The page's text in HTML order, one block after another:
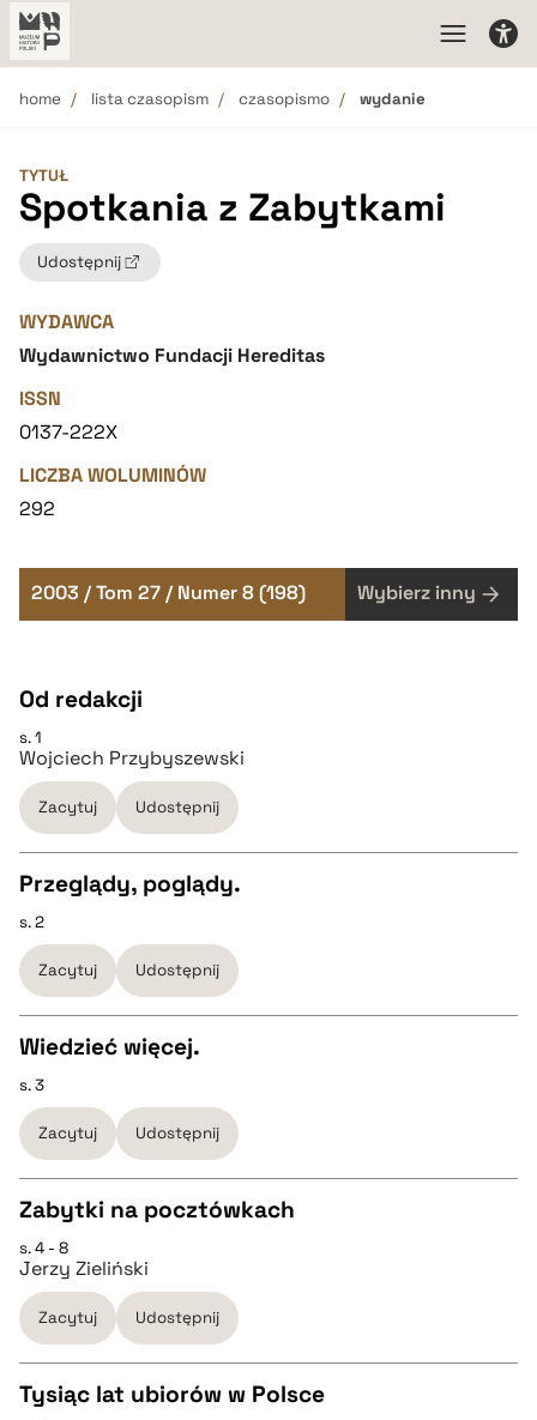
home lista czasopism czasopismo wydanie
TYTUŁ
Spotkania z Zabytkami
Udostępnij
WYDAWCA
Wydawnictwo Fundacji Hereditas
ISSN
0137-222X
LICZBA WOLUMINÓW
292
2003 / Tom 27 / Numer 8 (198) Wybierz inny
Od redakcji
s. 1
Wojciech Przybyszewski
Zacytuj Udostępnij
CZYSTY TEKST
pobierz cytat
BIBTEX
pobierz cytat
Przeglądy, poglądy.
s. 2
Zacytuj Udostępnij
CZYSTY TEKST
pobierz cytat
BIBTEX
pobierz cytat
Wiedzieć więcej.
s. 3
Zacytuj Udostępnij
CZYSTY TEKST
pobierz cytat
BIBTEX
Zabytki na pocztówkach
s. 4 - 8
Jerzy Zieliński
Zacytuj Udostępnij
Tysiąc lat ubiorów w Polsce